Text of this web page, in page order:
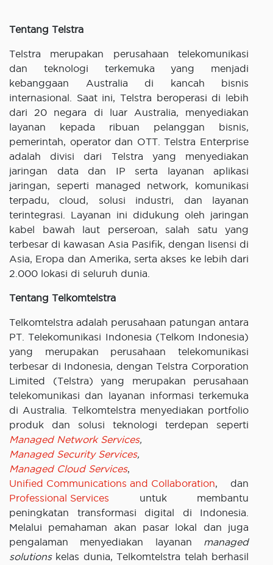
Tentang Telstra
Telstra merupakan perusahaan telekomunikasi
dan teknologi terkemuka yang menjadi
kebanggaan Australia di kancah bisnis
internasional. Saat ini, Telstra beroperasi di lebih
dari 20 negara di luar Australia, menyediakan
layanan kepada ribuan pelanggan bisnis,
pemerintah, operator dan OTT. Telstra Enterprise
adalah divisi dari Telstra yang menyediakan
jaringan data dan IP serta layanan aplikasi
jaringan, seperti managed network, komunikasi
terpadu, cloud, solusi industri, dan layanan
terintegrasi. Layanan ini didukung oleh jaringan
kabel bawah laut perseroan, salah satu yang
terbesar di kawasan Asia Pasifik, dengan lisensi di
Asia, Eropa dan Amerika, serta akses ke lebih dari
2.000 lokasi di seluruh dunia.
Tentang Telkomtelstra
Telkomtelstra adalah perusahaan patungan antara
PT. Telekomunikasi Indonesia (Telkom Indonesia)
yang merupakan perusahaan telekomunikasi
terbesar di Indonesia, dengan Telstra Corporation
Limited (Telstra) yang merupakan perusahaan
telekomunikasi dan layanan informasi terkemuka
di Australia. Telkomtelstra menyediakan portfolio
produk dan solusi teknologi terdepan seperti
Managed Network Services,
Managed Security Services,
Managed Cloud Services,
Unified Communications and Collaboration, dan
Professional Services untuk membantu
peningkatan transformasi digital di Indonesia.
Melalui pemahaman akan pasar lokal dan juga
pengalaman menyediakan layanan managed
solutionskelas dunia, Telkomtelstra telah berhasil